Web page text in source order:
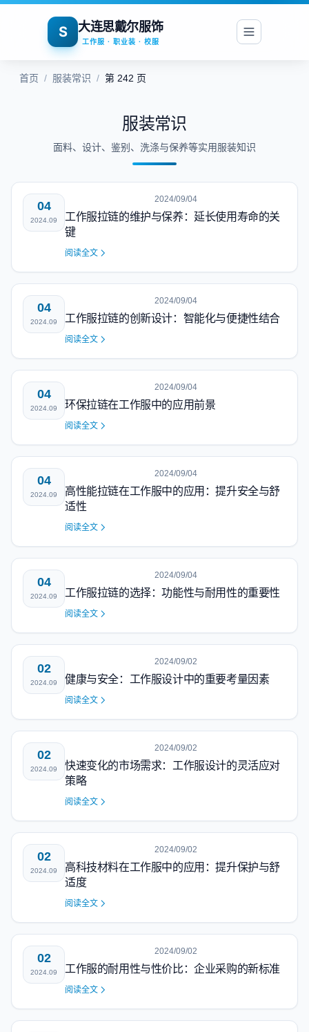
S 大连思戴尔服饰
工作服 · 职业装 · 校服
首页 / 服装常识 / 第 242 页
服装常识
面料、设计、鉴别、洗涤与保养等实用服装知识
04
2024.09
2024/09/04
工作服拉链的维护与保养：延长使用寿命的关
键
阅读全文
04
2024.09
2024/09/04
工作服拉链的创新设计：智能化与便捷性结合
阅读全文
04
2024.09
2024/09/04
环保拉链在工作服中的应用前景
阅读全文
04
2024.09
2024/09/04
高性能拉链在工作服中的应用：提升安全与舒
适性
阅读全文
04
2024.09
2024/09/04
工作服拉链的选择：功能性与耐用性的重要性
阅读全文
02
2024.09
2024/09/02
健康与安全：工作服设计中的重要考量因素
阅读全文
02
2024.09
2024/09/02
快速变化的市场需求：工作服设计的灵活应对
策略
阅读全文
02
2024.09
2024/09/02
高科技材料在工作服中的应用：提升保护与舒
适度
阅读全文
02
2024.09
2024/09/02
工作服的耐用性与性价比：企业采购的新标准
阅读全文